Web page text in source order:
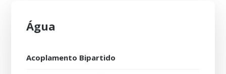
Água
Acoplamento Bipartido